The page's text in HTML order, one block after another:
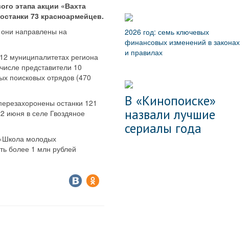
этапа акции «Вахта
73 красноармейцев.
направлены на
муниципалитетах региона
представители 10
поисковых отрядов (470
останки 121
июня в селе Гвоздяное
молодых
более 1 млн рублей
2026 год: семь ключевых
финансовых изменений в законах
и правилах
В «Кинопоиске»
назвали лучшие
сериалы года